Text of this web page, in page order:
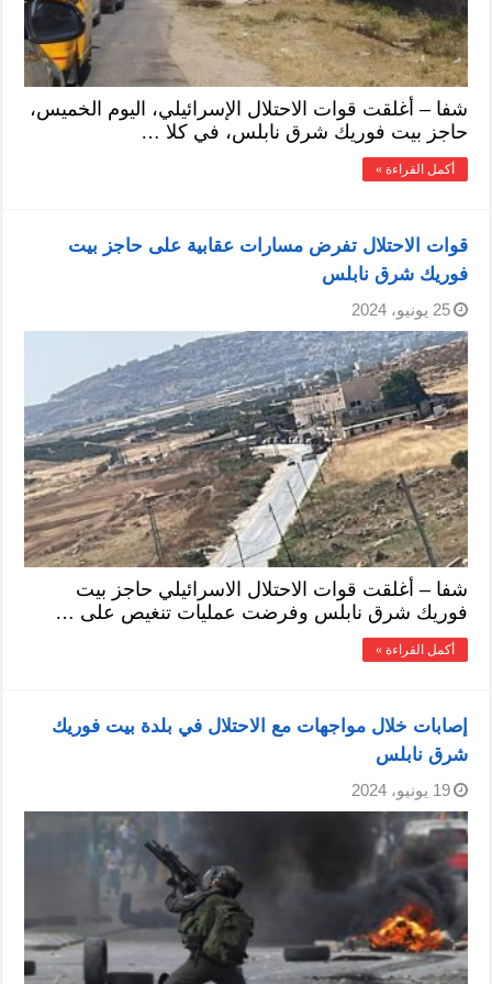
شفا – أغلقت قوات الاحتلال الإسرائيلي، اليوم الخميس،
حاجز بيت فوريك شرق نابلس، في كلا …
أكمل القراءة »
قوات الاحتلال تفرض مسارات عقابية على حاجز بيت
فوريك شرق نابلس
25 يونيو، 2024
شفا – أغلقت قوات الاحتلال الاسرائيلي حاجز بيت
فوريك شرق نابلس وفرضت عمليات تنغيص على …
أكمل القراءة »
إصابات خلال مواجهات مع الاحتلال في بلدة بيت فوريك
شرق نابلس
19 يونيو، 2024